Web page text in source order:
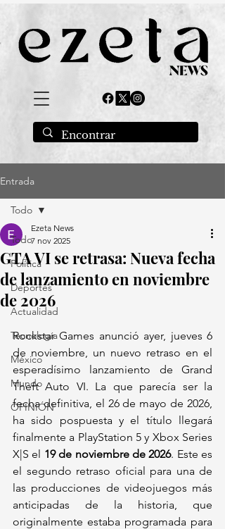
Entrada
Todo
Política
Deportes
Actualidad
Tecnología
México
Mundo
OPINIÓN
Todo
GTA VI se retrasa: Nueva fecha
de lanzamiento en noviembre
de 2026
Ezeta News
7 nov 2025
Rockstar Games anunció ayer, jueves 6
de noviembre, un nuevo retraso en el
esperadísimo lanzamiento de Grand
Theft Auto VI. La que parecía ser la
fecha definitiva, el 26 de mayo de 2026,
ha sido pospuesta y el título llegará
finalmente a PlayStation 5 y Xbox Series
X|S el 19 de noviembre de 2026. Este es
el segundo retraso oficial para una de
las producciones de videojuegos más
anticipadas de la historia, que
originalmente estaba programada para